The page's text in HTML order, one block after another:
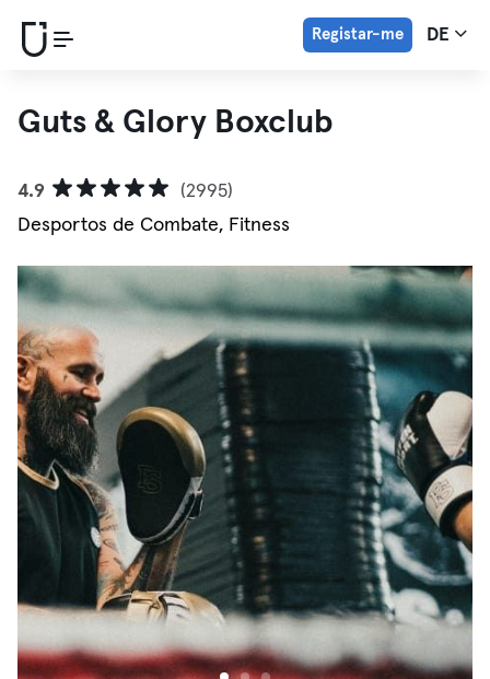
Registar-me DE
Guts & Glory Boxclub
4.9
(2995)
Desportos de Combate, Fitness